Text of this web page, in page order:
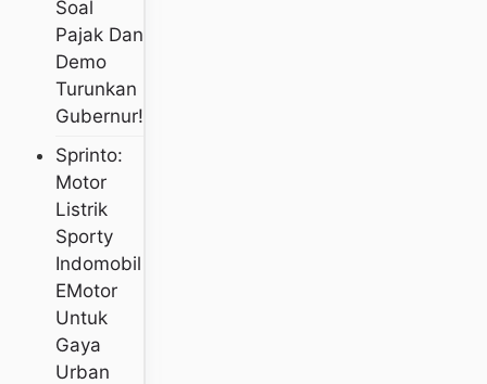
Soal
Pajak Dan
Demo
Turunkan
Gubernur!
Sprinto:
Motor
Listrik
Sporty
Indomobil
EMotor
Untuk
Gaya
Urban